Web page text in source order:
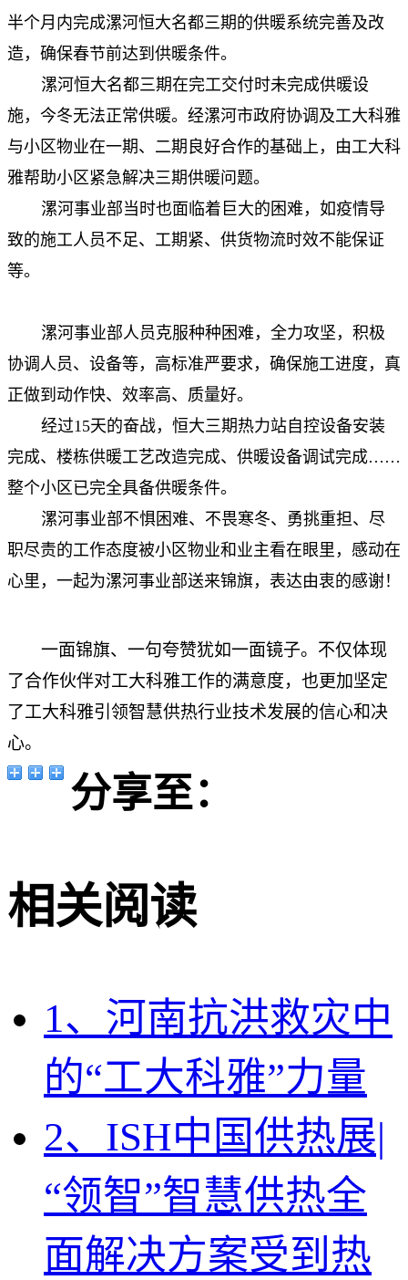
半个月内完成漯河恒大名都三期的供暖系统完善及改
造，确保春节前达到供暖条件。
漯河恒大名都三期在完工交付时未完成供暖设
施，今冬无法正常供暖。经漯河市政府协调及工大科雅
与小区物业在一期、二期良好合作的基础上，由工大科
雅帮助小区紧急解决三期供暖问题。
漯河事业部当时也面临着巨大的困难，如疫情导
致的施工人员不足、工期紧、供货物流时效不能保证
等。
漯河事业部人员克服种种困难，全力攻坚，积极
协调人员、设备等，高标准严要求，确保施工进度，真
正做到动作快、效率高、质量好。
经过15天的奋战，恒大三期热力站自控设备安装
完成、楼栋供暖工艺改造完成、供暖设备调试完成……
整个小区已完全具备供暖条件。
漯河事业部不惧困难、不畏寒冬、勇挑重担、尽
职尽责的工作态度被小区物业和业主看在眼里，感动在
心里，一起为漯河事业部送来锦旗，表达由衷的感谢！
一面锦旗、一句夸赞犹如一面镜子。不仅体现
了合作伙伴对工大科雅工作的满意度，也更加坚定
了工大科雅引领智慧供热行业技术发展的信心和决
心。
分享至：
相关阅读
1、河南抗洪救灾中
的“工大科雅”力量
2、ISH中国供热展|
“领智”智慧供热全
面解决方案受到热